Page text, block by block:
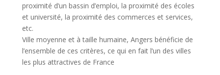
proximité d’un bassin d’emploi, la proximité des écoles
et université, la proximité des commerces et services,
etc.
Ville moyenne et à taille humaine, Angers bénéficie de
l’ensemble de ces critères, ce qui en fait l’un des villes
les plus attractives de France